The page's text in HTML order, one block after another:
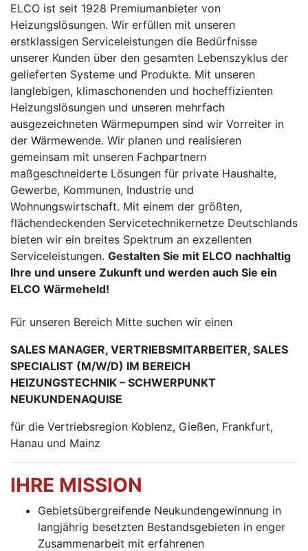
ELCO ist seit 1928 Premiumanbieter von
Heizungslösungen. Wir erfüllen mit unseren
erstklassigen Serviceleistungen die Bedürfnisse
unserer Kunden über den gesamten Lebenszyklus der
gelieferten Systeme und Produkte. Mit unseren
langlebigen, klimaschonenden und hocheffizienten
Heizungslösungen und unseren mehrfach
ausgezeichneten Wärmepumpen sind wir Vorreiter in
der Wärmewende. Wir planen und realisieren
gemeinsam mit unseren Fachpartnern
maßgeschneiderte Lösungen für private Haushalte,
Gewerbe, Kommunen, Industrie und
Wohnungswirtschaft. Mit einem der größten,
flächendeckenden Servicetechnikernetze Deutschlands
bieten wir ein breites Spektrum an exzellenten
Serviceleistungen. Gestalten Sie mit ELCO nachhaltig
Ihre und unsere Zukunft und werden auch Sie ein
ELCO Wärmeheld!
Für unseren Bereich Mitte suchen wir einen
SALES MANAGER, VERTRIEBSMITARBEITER, SALES
SPECIALIST (M/W/D) IM BEREICH
HEIZUNGSTECHNIK – SCHWERPUNKT
NEUKUNDENAQUISE
für die Vertriebsregion Koblenz, Gießen, Frankfurt,
Hanau und Mainz
IHRE MISSION
Gebietsübergreifende Neukundengewinnung in
langjährig besetzten Bestandsgebieten in enger
Zusammenarbeit mit erfahrenen